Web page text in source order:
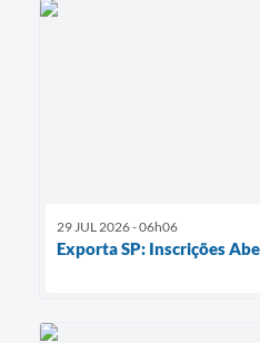
29 JUL 2026 - 06h06
Exporta SP: Inscrições